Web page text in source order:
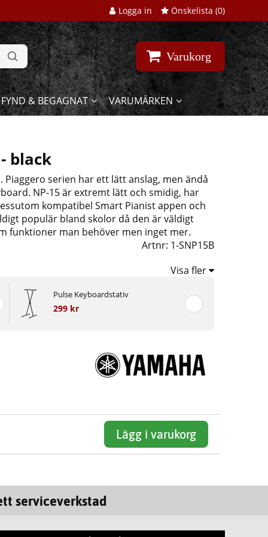
Logga in Önskelista (0)
Varukorg
FYND & BEGAGNAT VARUMÄRKEN
black
serien har ett lätt anslag, men ändå
NP-15 är extremt lätt och smidig, har
kompatibel Smart Pianist appen och
populär bland skolor då den är väldigt
funktioner man behöver men inget mer.
Artnr: 1-SNP15B
Visa fler
Pulse Keyboardstativ
299 kr
Lägg i varukorg
serviceverkstad